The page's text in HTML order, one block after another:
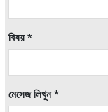
বিষয় *
মেসেজ লিখুন *